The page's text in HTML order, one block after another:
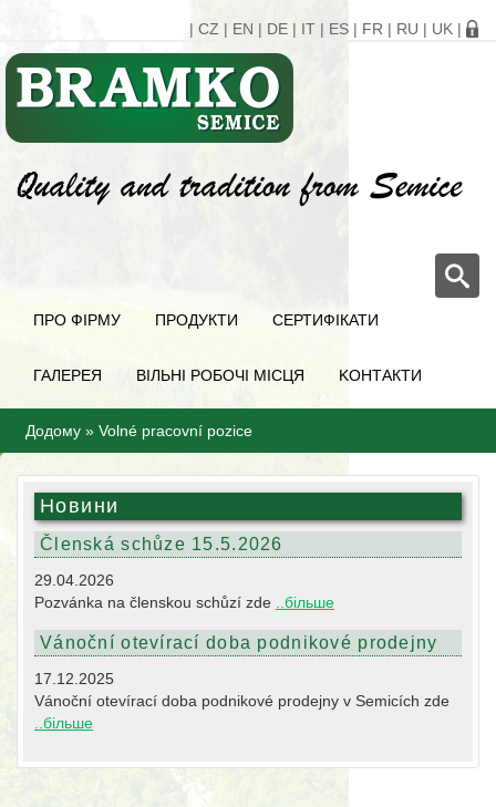
| CZ | EN | DE | IT | ES | FR | RU | UK |
ПРО ФІРМУ ПРОДУКТИ СЕРТИФІКАТИ
ГАЛЕРЕЯ ВІЛЬНІ РОБОЧІ МІСЦЯ KОНТАКТИ
Додому » Volné pracovní pozice
Новини
Členská schůze 15.5.2026
29.04.2026
Pozvánka na členskou schůzí zde
..більше
Vánoční otevírací doba podnikové prodejny
17.12.2025
Vánoční otevírací doba podnikové prodejny v Semicích zde
..більше